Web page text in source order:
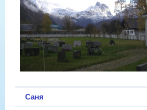
Саня